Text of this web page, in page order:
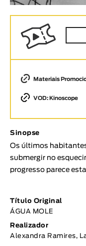
Animar
< / >
GÉNERO
Animação
Experimental
Documentário
TÓPICOS
Materiais
VOD: Kinoscope
Sinopse
Os últimos
submergir no
progresso parece
Título Original
ÁGUA MOLE
Realizador
Alexandra Ramires,